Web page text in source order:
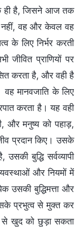
ही है, जिसने आज तक
नहीं, वह और केवल वह
के लिए निर्भर करती
जीवित प्राणियों पर
करता है, और वही है
वह मानवजाति के लिए
करता है। यह वही
और मनुष्य को पहाड़,
प्रदान किए। उसके
उसकी बुद्धि सर्वव्यापी
और नियमों में
उसकी बुद्धिमत्ता और
प्रभुत्व से मुक्त कर
खुद को छुड़ा सकता